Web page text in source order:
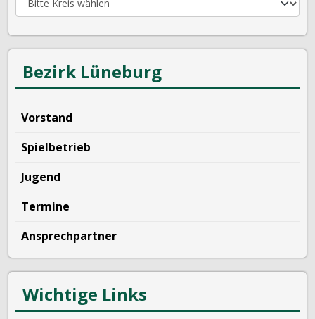
Bezirk Lüneburg
Vorstand
Spielbetrieb
Jugend
Termine
Ansprechpartner
Wichtige Links